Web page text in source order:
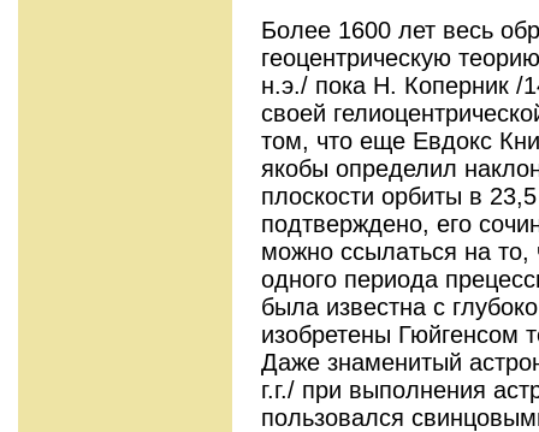
Более 1600 лет весь
геоцентрическую
н.э./ пока Н. Коперник /
своей
том, что еще Евдокс
якобы определил
плоскости орбиты в
подтвержде­но, его
можно ссылаться на
одного периода
была изве­стна с
изобретены Гюйгенсом
Даже знаменитый
г.г./ при выполнения
пользовался